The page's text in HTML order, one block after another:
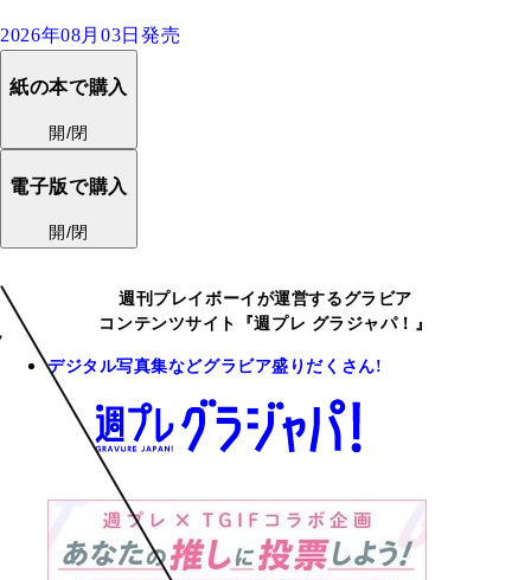
2026年08月03日発売
紙の本で購入
開/閉
電子版で購入
開/閉
週刊プレイボーイが運営するグラビア
コンテンツサイト『週プレ グラジャパ！』
デジタル写真集などグラビア盛りだくさん!